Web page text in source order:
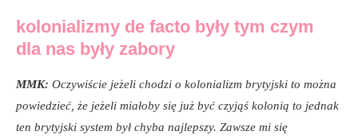
kolonializmy de facto były tym czym
dla nas były zabory
MMK: Oczywiście jeżeli chodzi o kolonializm brytyjski to można
powiedzieć, że jeżeli miałoby się już być czyjąś kolonią to jednak
ten brytyjski system był chyba najlepszy. Zawsze mi się